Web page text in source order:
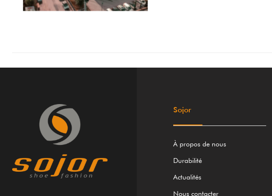
Sojor
À propos de nous
Durabilité
Actualités
Nous contacter